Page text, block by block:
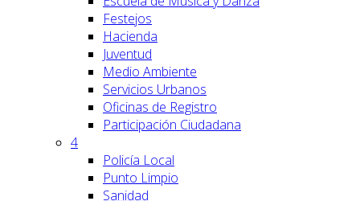
Festejos
Hacienda
Juventud
Medio Ambiente
Servicios Urbanos
Oficinas de Registro
Participación Ciudadana
4
Policía Local
Punto Limpio
Sanidad